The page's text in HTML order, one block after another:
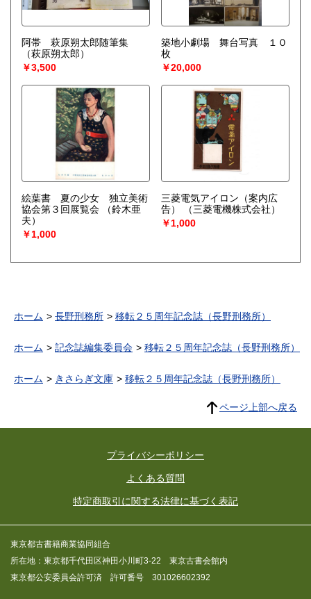
阿帯 萩原朔太郎随筆集
（萩原朔太郎）
￥3,500
築地小劇場 舞台写真 １０
枚
￥20,000
絵葉書 夏の少女 独立美術
協会第３回展覧会
（鈴木亜
夫）
￥1,000
三菱電気アイロン（案内広
告）
（三菱電機株式会社）
￥1,000
ホーム 長野刑務所 移転２５周年記念誌（長野刑務所）
ホーム 記念誌編集委員会 移転２５周年記念誌（長野刑務所）
ホーム きさらぎ文庫 移転２５周年記念誌（長野刑務所）
ページ上部へ戻る
プライバシーポリシー
よくある質問
特定商取引に関する法律に基づく表記
東京都古書籍商業協同組合
所在地：東京都千代田区神田小川町3-22 東京古書会館内
東京都公安委員会許可済 許可番号 301026602392